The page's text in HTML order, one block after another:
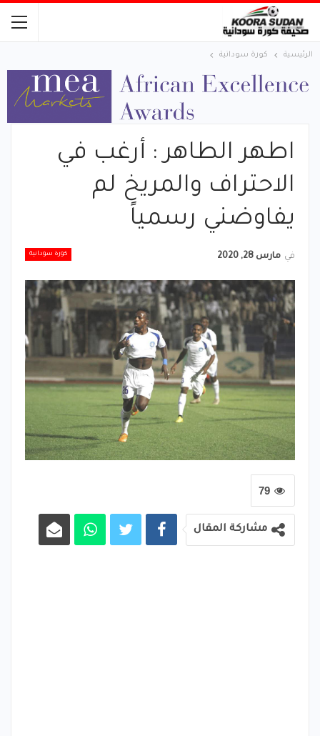
الرئيسية كورة سودانية
اطهر الطاهر : أرغب في
الاحتراف والمريخ لم
يفاوضني رسمياً
كورة سودانية في مارس 28, 2020
79
مشاركة المقال